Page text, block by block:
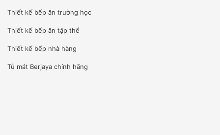
Thiết kế bếp ăn trường học
Thiết kế bếp ăn tập thể
Thiết kế bếp nhà hàng
Tủ mát Berjaya chính hãng